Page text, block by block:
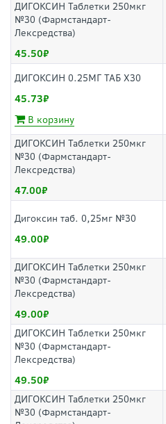
ДИГОКСИН Таблетки 250мкг
№30 (Фармстандарт-
Лексредства)
45.50
ДИГОКСИН 0.25МГ ТАБ Х30
45.73
В корзину
ДИГОКСИН Таблетки 250мкг
№30 (Фармстандарт-
Лексредства)
47.00
Дигоксин таб. 0,25мг №30
49.00
ДИГОКСИН Таблетки 250мкг
№30 (Фармстандарт-
Лексредства)
49.00
ДИГОКСИН Таблетки 250мкг
№30 (Фармстандарт-
Лексредства)
49.50
ДИГОКСИН Таблетки 250мкг
№30 (Фармстандарт-